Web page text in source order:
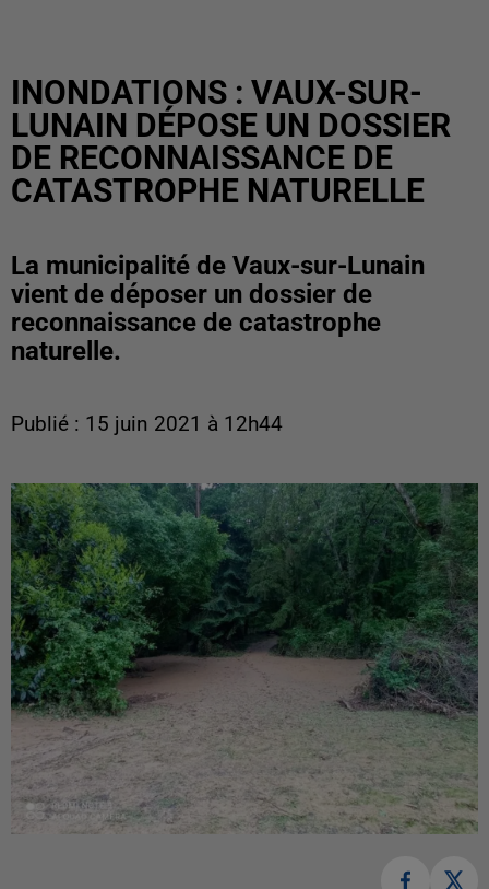
INONDATIONS : VAUX-SUR-
LUNAIN DÉPOSE UN DOSSIER
DE RECONNAISSANCE DE
CATASTROPHE NATURELLE
La municipalité de Vaux-sur-Lunain
vient de déposer un dossier de
reconnaissance de catastrophe
naturelle.
Publié : 15 juin 2021 à 12h44